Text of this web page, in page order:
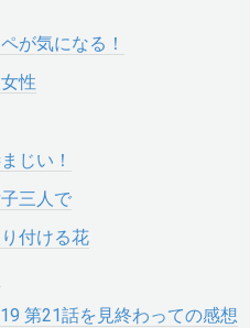
が気になる！
性
じい！
三人で
付ける花
第21話を見終わっての感想